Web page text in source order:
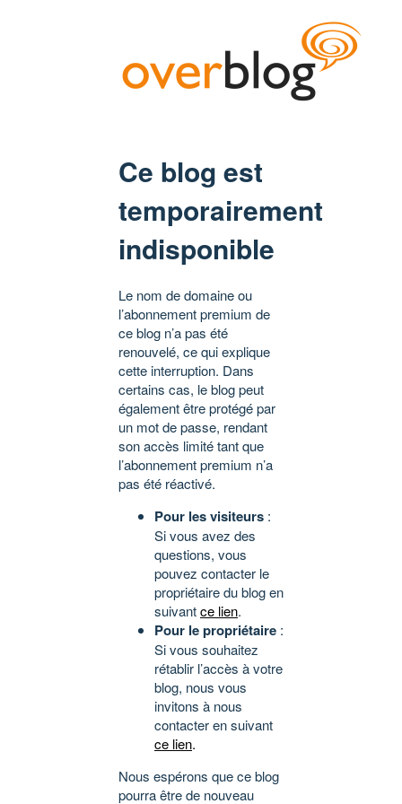
Ce blog est
temporairement
indisponible
Le nom de domaine ou
l’abonnement premium de
ce blog n’a pas été
renouvelé, ce qui explique
cette interruption. Dans
certains cas, le blog peut
également être protégé par
un mot de passe, rendant
son accès limité tant que
l’abonnement premium n’a
pas été réactivé.
Pour les visiteurs :
Si vous avez des
questions, vous
pouvez contacter le
propriétaire du blog en
suivantce lien.
Pour le propriétaire :
Si vous souhaitez
rétablir l’accès à votre
blog, nous vous
invitons à nous
contacter en suivant
ce lien.
Nous espérons que ce blog
pourra être de nouveau